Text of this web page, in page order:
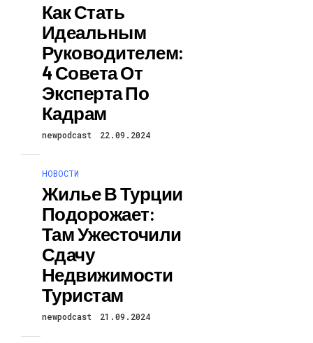
Как Стать
Идеальным
Руководителем:
4 Совета От
Эксперта По
Кадрам
newpodcast 22.09.2024
НОВОСТИ
Жилье В Турции
Подорожает:
Там Ужесточили
Сдачу
Недвижимости
Туристам
newpodcast 21.09.2024